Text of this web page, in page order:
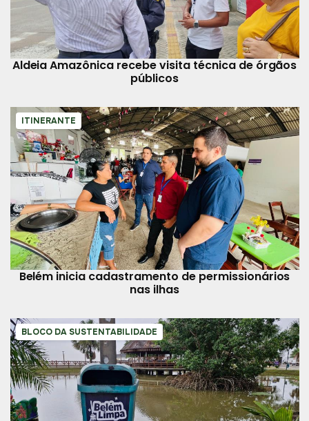
Aldeia Amazônica recebe visita técnica de órgãos
públicos
ITINERANTE
Belém inicia cadastramento de permissionários
nas ilhas
BLOCO DA SUSTENTABILIDADE